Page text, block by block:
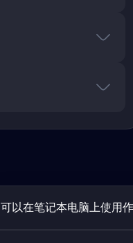
可以在笔记本电脑上使用